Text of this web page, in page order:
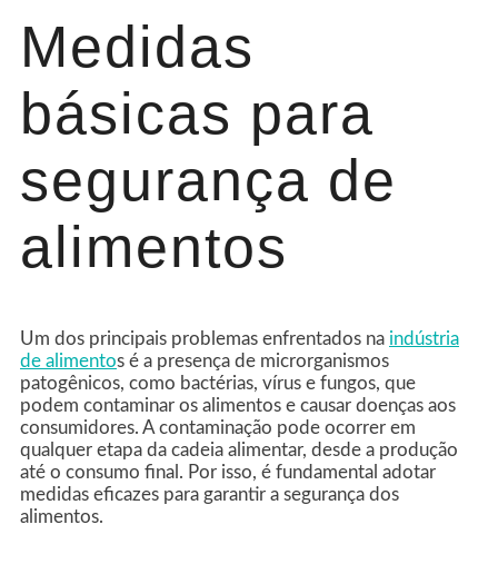
Medidas
básicas para
segurança de
alimentos
Um dos principais problemas enfrentados na indústria
de alimentos é a presença de microrganismos
patogênicos, como bactérias, vírus e fungos, que
podem contaminar os alimentos e causar doenças aos
consumidores. A contaminação pode ocorrer em
qualquer etapa da cadeia alimentar, desde a produção
até o consumo final. Por isso, é fundamental adotar
medidas eficazes para garantir a segurança dos
alimentos.